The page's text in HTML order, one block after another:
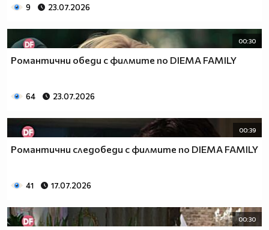
9 23.07.2026
00:30
Романтични обеди с филмите по DIEMA FAMILY
64 23.07.2026
00:39
Романтични следобеди с филмите по DIEMA FAMILY
41 17.07.2026
00:30